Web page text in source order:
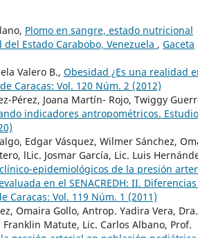
Plomo en sangre, estado nutricional
Estado Carabobo, Venezuela , Gaceta
Valero B., Obesidad ¿Es una realidad
Caracas: Vol. 120 Núm. 2 (2012)
Pérez, Joana Martín- Rojo, Twiggy
indicadores antropométricos. Estudio
Edgar Vásquez, Wilmer Sánchez,
lLic. Josmar García, Lic. Luis
epidemiológicos de la presión
en el SENACREDH: II.
Caracas: Vol. 119 Núm. 1 (2011)
Omaira Gollo, Antrop. Yadira Vera, Dra.
Matute, Lic. Carlos Albano, Prof.